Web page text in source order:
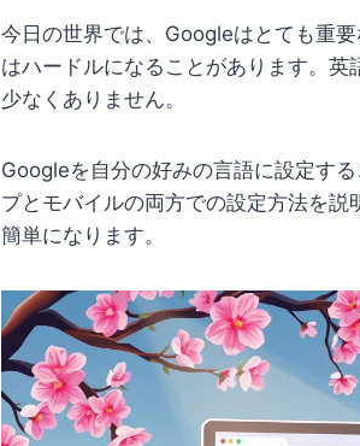
今日の世界では、Googleはとても重
はハードルになることがあります。
少なくありません。
Googleを自分の好みの言語に設定す
プとモバイルの両方での設定方法を
簡単になります。